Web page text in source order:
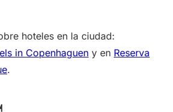
hoteles en la ciudad:
in Copenhaguen y en Reserva
.